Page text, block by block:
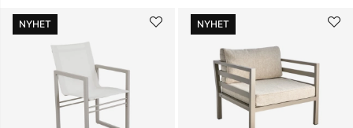
NYHET NYHET